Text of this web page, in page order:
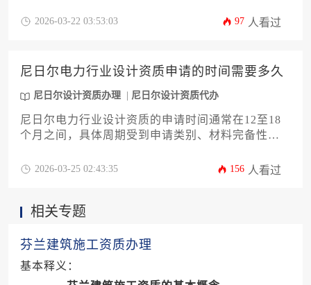
度、与当地审批机构的沟通效率以及法规环境的变
的关键。
2026-03-22 03:53:03 97 人看过
尼日尔电力行业设计资质申请的时间需要多久
尼日尔设计资质办理 尼日尔设计资质代办
尼日尔电力行业设计资质的申请时间通常在12至18
个月之间，具体周期受到申请类别、材料完备性、
对于计划在尼日尔开展电力工程业务的企业而言，
2026-03-25 02:43:35 156 人看过
相关专题
芬兰建筑施工资质办理
基本释义：